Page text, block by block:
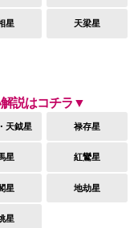
星 天梁星
説はコチラ▼
天鉞星 禄存星
星 紅鸞星
星 地劫星
星